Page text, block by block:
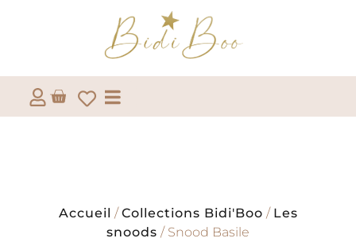
Accueil /Collections Bidi'Boo / Les
snoods / Snood Basile